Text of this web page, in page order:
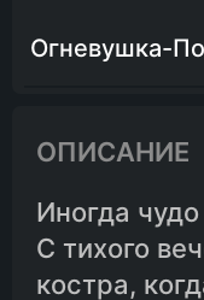
Огневушка-
ОПИСАНИЕ
Иногда
С тихого
костра,